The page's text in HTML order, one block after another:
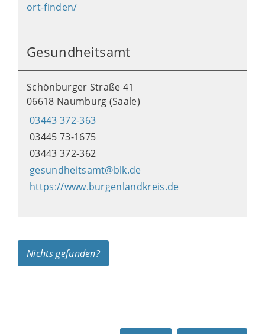
ort-finden/
Gesundheitsamt
Schönburger Straße 41
06618 Naumburg (Saale)
03443 372-363
03445 73-1675
03443 372-362
gesundheitsamt@blk.de
https://www.burgenlandkreis.de
Nichts gefunden?